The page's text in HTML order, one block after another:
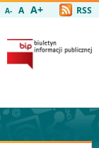
A- A A+ RSS